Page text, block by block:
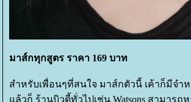
มาส์กทุกสูตร ราคา 169 บาท
สำหรับเพื่อนๆที่สนใจ มาส์กตัวนี้ เค้าก็มีจ
ล้วก็ ร้านบิวตี้ทั่วไปเช่น Watsons สามารถห